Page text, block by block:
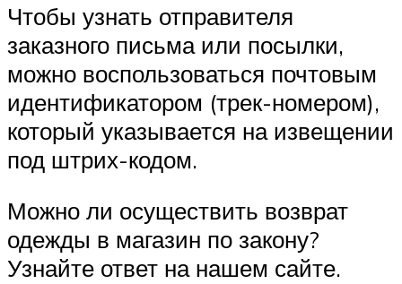
Чтобы узнать отправителя
заказного письма или посылки,
можно воспользоваться почтовым
идентификатором (трек-номером),
который указывается на извещении
под штрих-кодом.
Можно ли осуществить возврат
одежды в магазин по закону?
Узнайте ответ на нашем сайте.